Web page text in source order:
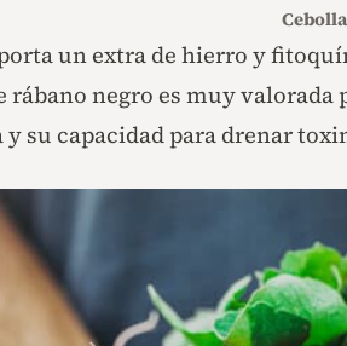
un extra de hierro y
rábano negro es muy valorada
su capacidad para drenar